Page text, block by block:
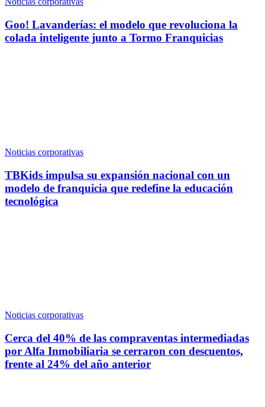
Goo! Lavanderías: el modelo que revoluciona la
colada inteligente junto a Tormo Franquicias
Noticias corporativas
TBKids impulsa su expansión nacional con un
modelo de franquicia que redefine la educación
tecnológica
Noticias corporativas
Cerca del 40% de las compraventas intermediadas
por Alfa Inmobiliaria se cerraron con descuentos,
frente al 24% del año anterior